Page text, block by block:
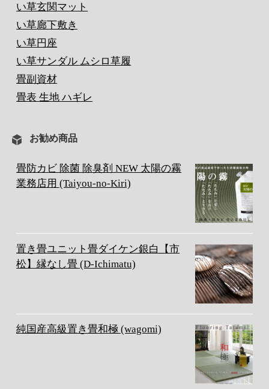
い草玄関マット
い草廊下敷き
い草円座
い草サンダル ムシロ草履
畳副資材
畳表 生地 ハギレ
お勧め商品
畳防カビ 除菌 除臭剤 NEW 太陽の霧
業務店用 (Taiyou-no-Kiri)
置き畳ユニット畳ダイケン銀白【市
松】縁なし畳 (D-Ichimatu)
純国産高級置き畳和極 (wagomi)